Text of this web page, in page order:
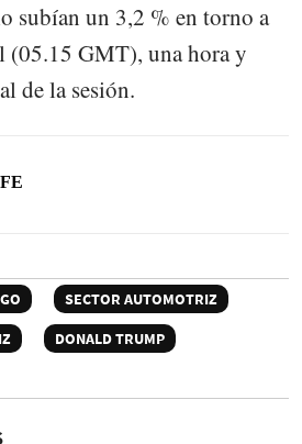
subían un 3,2 % en torno a
(05.15 GMT), una hora y
de la sesión.
SECTOR AUTOMOTRIZ
DONALD TRUMP